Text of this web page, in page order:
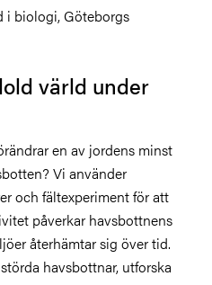
i biologi, Göteborgs
värld under
en av jordens minst
Vi använder
och fältexperiment för att
påverkar havsbottnens
återhämtar sig över tid.
havsbottnar, utforska